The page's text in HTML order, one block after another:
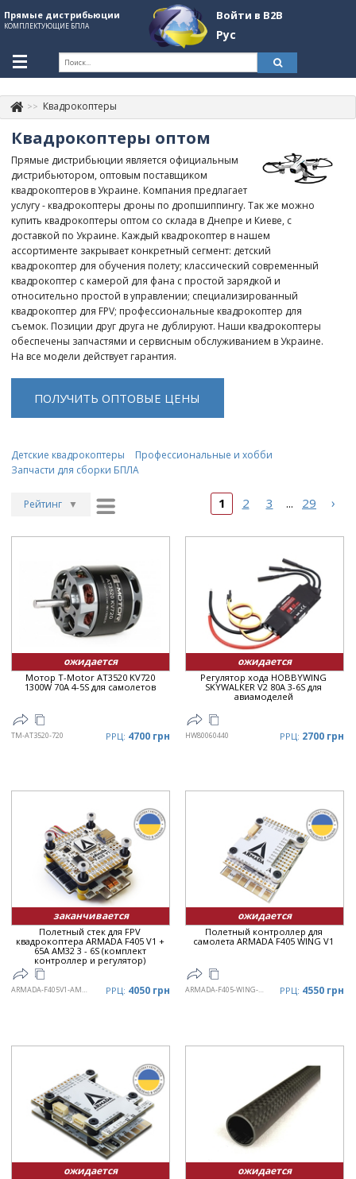
Прямые дистрибьюции
КОМПЛЕКТУЮЩИЕ БПЛА
Войти в B2B
Рус
+380507774092 Контакты
Информация о компании
About Company
Обзоры
Категории
Бренды
Войти в B2B
Стать партнером
Квадрокоптеры
Квадрокоптеры оптом
Прямые дистрибьюции является официальным
дистрибьютором, оптовым поставщиком
квадрокоптеров в Украине. Компания предлагает
услугу - квадрокоптеры дроны по дропшиппингу. Так же можно
купить квадрокоптеры оптом со склада в Днепре и Киеве, с
доставкой по Украине. Каждый квадрокоптер в нашем
ассортименте закрывает конкретный сегмент: детский
квадрокоптер для обучения полету; классический современный
квадрокоптер с камерой для фана с простой зарядкой и
относительно простой в управлении; специализированный
квадрокоптер для FPV; профессиональные квадрокоптер для
съемок. Позиции друг друга не дублируют. Наши квадрокоптеры
обеспечены запчастями и сервисным обслуживанием в Украине.
На все модели действует гарантия.
ПОЛУЧИТЬ ОПТОВЫЕ ЦЕНЫ
Детские квадрокоптеры
Профессиональные и хобби
Запчасти для сборки БПЛА
Рейтинг ▼
▼
Цена ▲
Цена ▼
1 2 3 ... 29 ›
ожидается
Мотор T-Motor AT3520 KV720
1300W 70A 4-5S для самолетов
TM-AT3520-720 РРЦ: 4700 грн
ожидается
Регулятор хода HOBBYWING
SKYWALKER V2 80A 3-6S для
авиамоделей
HW80060440 РРЦ: 2700 грн
заканчивается
Полетный стек для FPV
квадрокоптера ARMADA F405 V1 +
65A AM32 3 - 6S (комплект
контроллер и регулятор)
ARMADA-F405V1-AM3265A РРЦ: 4050 грн
ожидается
Полетный контроллер для
самолета ARMADA F405 WING V1
ARMADA-F405-WING-V1 РРЦ: 4550 грн
ожидается ожидается